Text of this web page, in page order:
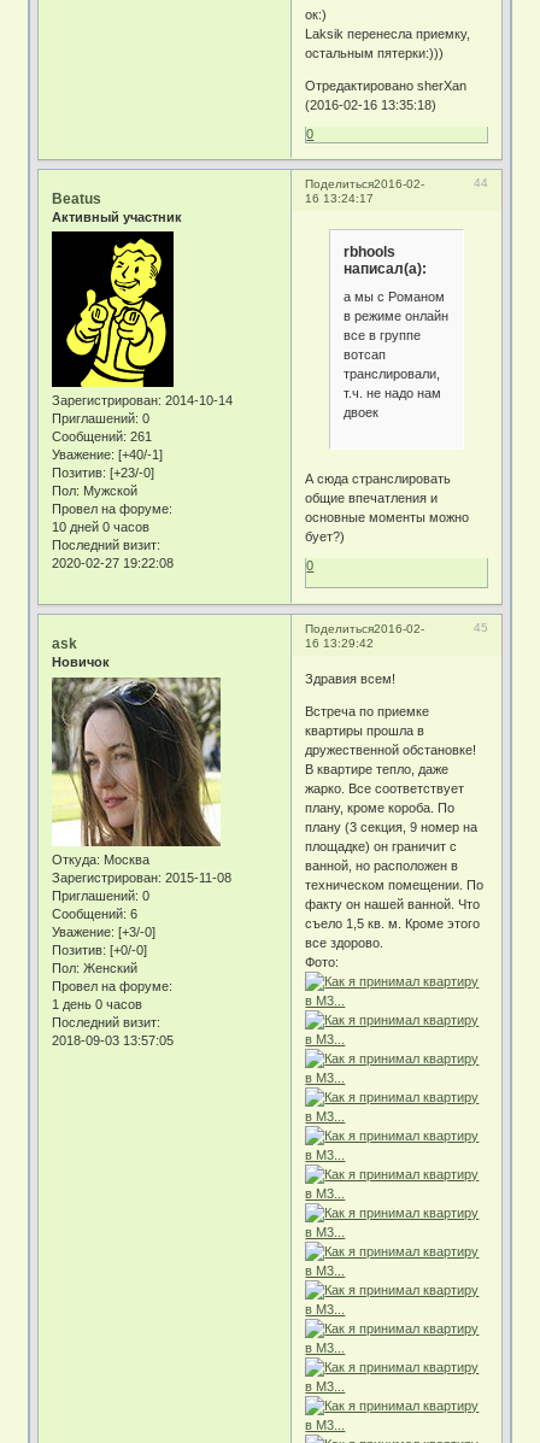
ок:)
Laksik перенесла приемку,
остальным пятерки:)))
Отредактировано sherXan
(2016-02-16 13:35:18)
0
Поделиться 44
2016-02-
16 13:24:17
Beatus
Активный участник
Зарегистрирован: 2014-10-14
Приглашений: 0
Сообщений: 261
Уважение: [+40/-1]
Позитив: [+23/-0]
Пол: Мужской
Провел на форуме:
10 дней 0 часов
Последний визит:
2020-02-27 19:22:08
rbhools
написал(а):
а мы с Романом
в режиме онлайн
все в группе
вотсап
транслировали,
т.ч. не надо нам
двоек
А сюда странслировать
общие впечатления и
основные моменты можно
бует?)
0
Поделиться 45
2016-02-
16 13:29:42
ask
Новичок
Откуда: Москва
Зарегистрирован: 2015-11-08
Приглашений: 0
Сообщений: 6
Уважение: [+3/-0]
Позитив: [+0/-0]
Пол: Женский
Провел на форуме:
1 день 0 часов
Последний визит:
2018-09-03 13:57:05
Здравия всем!
Встреча по приемке
квартиры прошла в
дружественной обстановке!
В квартире тепло, даже
жарко. Все соответствует
плану, кроме короба. По
плану (3 секция, 9 номер на
площадке) он граничит с
ванной, но расположен в
техническом помещении. По
факту он нашей ванной. Что
съело 1,5 кв. м. Кроме этого
все здорово.
Фото: